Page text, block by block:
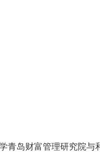
青岛财富管理研究院与